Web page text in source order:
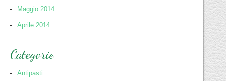
Maggio 2014
Aprile 2014
Categorie
Antipasti